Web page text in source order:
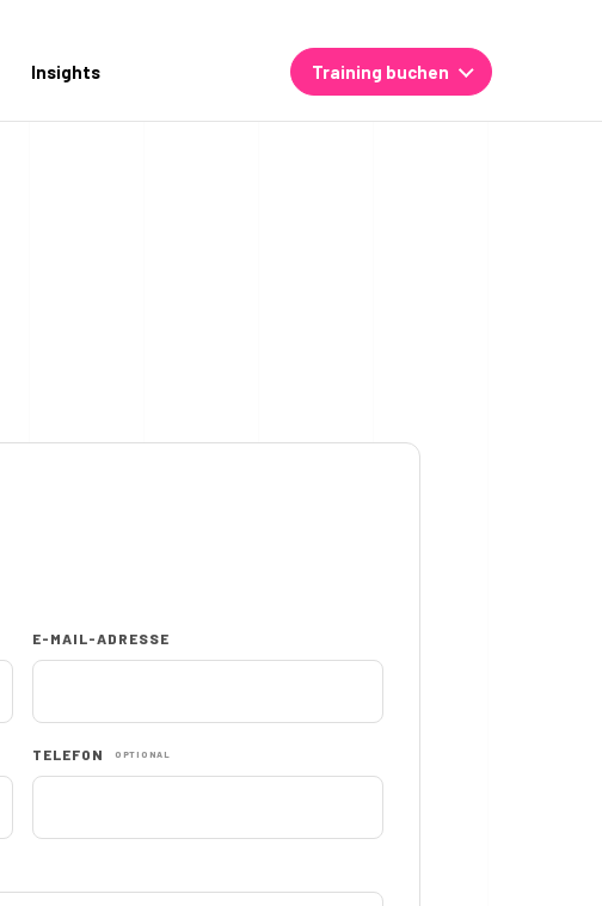
Insights Training buchen
E-MAIL-ADRESSE
TELEFON OPTIONAL